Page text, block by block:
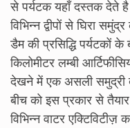
से पर्यटक यहाँ दस्तक देते
विभिन्न द्वीपों से घिरा
डैम की प्रसिद्धि पर्यटकों
किलोमीटर लम्बी
देखने में एक असली समुद्री
बीच को इस प्रकार से
विभिन्न वाटर